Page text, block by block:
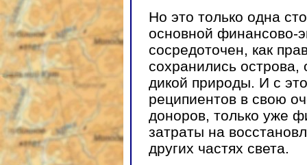
Но это только одна
основной финансово-
сосредоточен, как
сохранились
дикой природы. И с
реципиентов в свою
доноров, только уже
затраты на
других частях света.